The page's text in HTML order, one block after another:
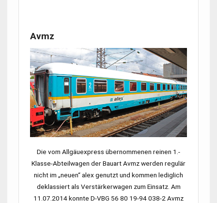
Avmz
Die vom Allgäuexpress übernommenen reinen 1.-
Klasse-Abteilwagen der Bauart Avmz werden regulär
nicht im „neuen“ alex genutzt und kommen lediglich
deklassiert als Verstärkerwagen zum Einsatz. Am
11.07.2014 konnte D-VBG 56 80 19-94 038-2 Avmz